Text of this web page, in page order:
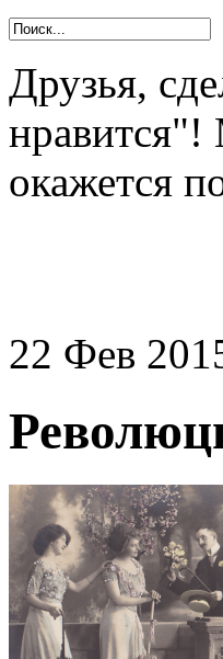
Друзья,
нравится"!
окажется
22 Фев